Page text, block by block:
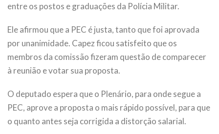
entre os postos e graduações da Polícia Militar.
Ele afirmou que a PEC é justa, tanto que foi aprovada
por unanimidade. Capez ficou satisfeito que os
membros da comissão fizeram questão de comparecer
à reunião e votar sua proposta.
O deputado espera que o Plenário, para onde segue a
PEC, aprove a proposta o mais rápido possível, para que
o quanto antes seja corrigida a distorção salarial.